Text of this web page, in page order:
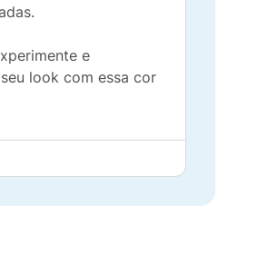
e
look com essa cor